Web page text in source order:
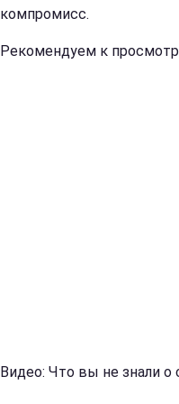
компромисс.
Рекомендуем к
Видео: Что вы не знали о